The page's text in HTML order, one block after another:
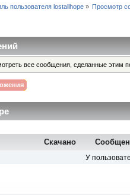
пользователя lostallhope» Просмотр
все сообщения, сделанные этим
Скачано
У